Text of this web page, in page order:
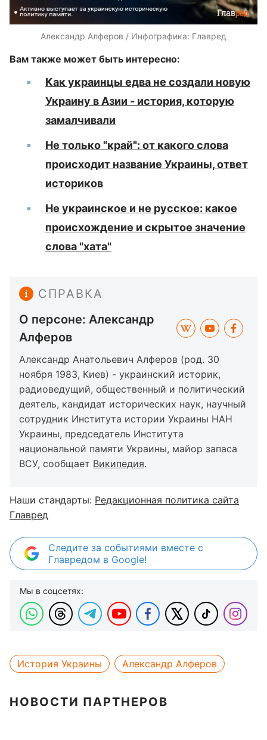
Александр Алферов / Инфографика: Главред
Вам также может быть интересно:
Как украинцы едва не создали новую
Украину в Азии - история, которую
замалчивали
Не только "край": от какого слова
происходит название Украины, ответ
историков
Не украинское и не русское: какое
происхождение и скрытое значение
слова "хата"
СПРАВКА
О персоне: Александр
Алферов
Александр Анатольевич Алферов (род. 30
ноября 1983, Киев) - украинский историк,
радиоведущий, общественный и политический
деятель, кандидат исторических наук, научный
сотрудник Института истории Украины НАН
Украины, председатель Института
национальной памяти Украины, майор запаса
ВСУ, сообщает Википедия.
Наши стандарты: Редакционная политика сайта
Главред
Следите за событиями вместе с
Главредом в Google!
Мы в соцсетях:
История Украины Александр Алферов
НОВОСТИ ПАРТНЕРОВ